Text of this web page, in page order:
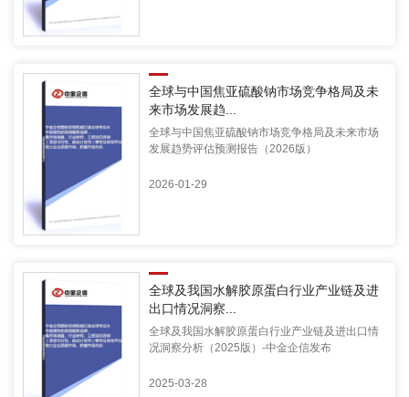
全球与中国焦亚硫酸钠市场竞争格局及未
来市场发展趋...
全球与中国焦亚硫酸钠市场竞争格局及未来市场
发展趋势评估预测报告（2026版）
2026-01-29
全球及我国水解胶原蛋白行业产业链及进
出口情况洞察...
全球及我国水解胶原蛋白行业产业链及进出口情
况洞察分析（2025版）-中金企信发布
2025-03-28